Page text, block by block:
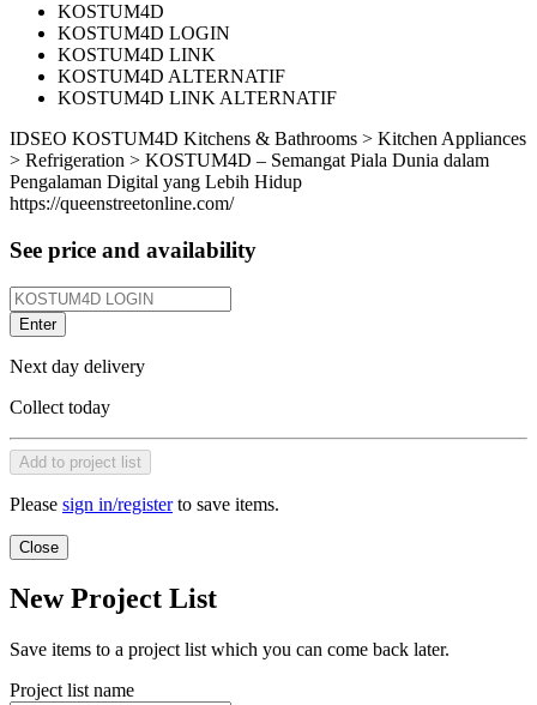
KOSTUM4D
KOSTUM4D LOGIN
KOSTUM4D LINK
KOSTUM4D ALTERNATIF
KOSTUM4D LINK ALTERNATIF
IDSEO KOSTUM4D Kitchens & Bathrooms > Kitchen Appliances
> Refrigeration > KOSTUM4D – Semangat Piala Dunia dalam
Pengalaman Digital yang Lebih Hidup
https://queenstreetonline.com/
See price and availability
Enter
Next day delivery
Collect today
Add to project list
Please sign in/registerto save items.
Close
New Project List
Save items to a project list which you can come back later.
Project list name